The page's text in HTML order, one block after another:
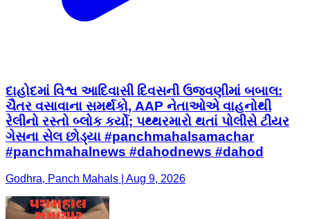
દાહોદમાં વિશ્વ આદિવાસી દિવસની ઉજવણીમાં બબાલ:
ચૈતર વસાવાના સમર્થકો, AAP નેતાઓએ વાહનોથી
રેલીનો રસ્તો બ્લોક કર્યો; પથ્થરમારો થતાં પોલીસે ટીયર
ગેસના સેલ છોડ્યા #panchmahalsamachar
#panchmahalnews #dahodnews #dahod
Godhra, Panch Mahals | Aug 9, 2026